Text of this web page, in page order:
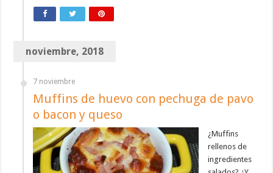
noviembre, 2018
7 noviembre
Muffins de huevo con pechuga de pavo
o bacon y queso
¿Muffins
rellenos de
ingredientes